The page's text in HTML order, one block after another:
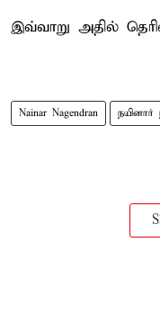
இவ்வாறு அதில்
Nainar Nagendran நயினார்